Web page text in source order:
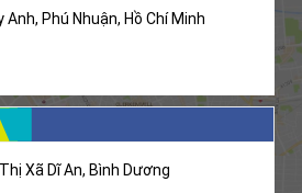
Phú Nhuận, Hồ Chí Minh
Xã Dĩ An, Bình Dương